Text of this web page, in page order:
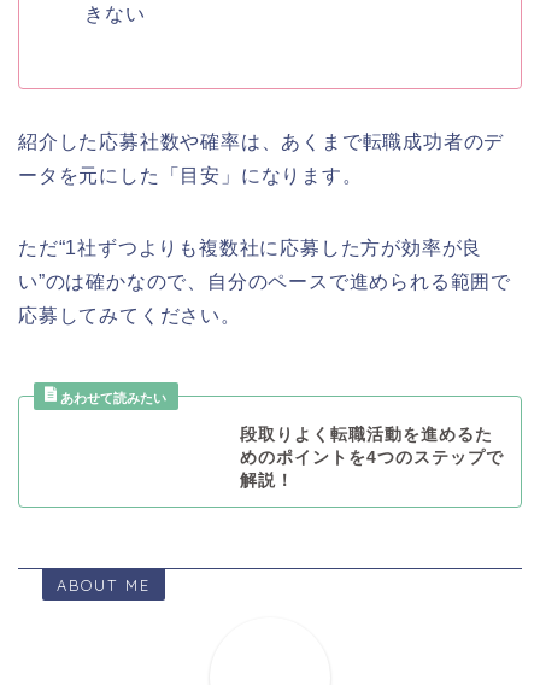
きない
紹介した応募社数や確率は、あくまで転職成功者のデ
ータを元にした「目安」になります。
ただ“1社ずつよりも複数社に応募した方が効率が良
い”のは確かなので、自分のペースで進められる範囲で
応募してみてください。
段取りよく転職活動を進めるた
めのポイントを4つのステップで
解説！
ABOUT ME